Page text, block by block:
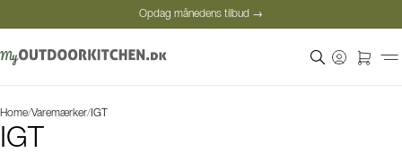
Opdag månedens tilbud →
Home/Varemærker/ IGT
IGT